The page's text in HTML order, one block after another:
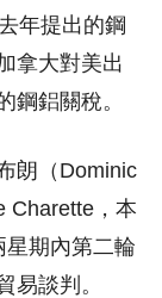
年提出的鋼
拿大對美出
鋼鋁關稅。
朗（Dominic
Charette，本
星期內第二輪
易談判。